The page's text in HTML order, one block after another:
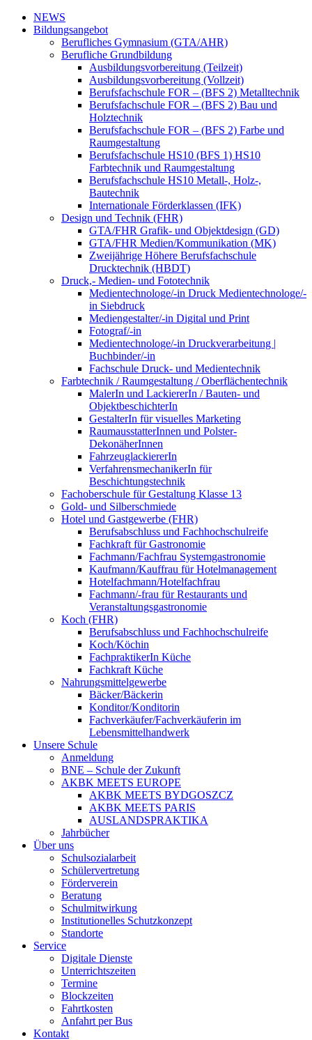
NEWS
Bildungsangebot
Berufliches Gymnasium (GTA/AHR)
Berufliche Grundbildung
Ausbildungsvorbereitung (Teilzeit)
Ausbildungsvorbereitung (Vollzeit)
Berufsfachschule FOR – (BFS 2) Metalltechnik
Berufsfachschule FOR – (BFS 2) Bau und
Holztechnik
Berufsfachschule FOR – (BFS 2) Farbe und
Raumgestaltung
Berufsfachschule HS10 (BFS 1) HS10
Farbtechnik und Raumgestaltung
Berufsfachschule HS10 Metall-, Holz-,
Bautechnik
Internationale Förderklassen (IFK)
Design und Technik (FHR)
GTA/FHR Grafik- und Objektdesign (GD)
GTA/FHR Medien/Kommunikation (MK)
Zweijährige Höhere Berufsfachschule
Drucktechnik (HBDT)
Druck,- Medien- und Fototechnik
Medientechnologe/-in Druck Medientechnologe/-
in Siebdruck
Mediengestalter/-in Digital und Print
Fotograf/-in
Medientechnologe/-in Druckverarbeitung |
Buchbinder/-in
Fachschule Druck- und Medientechnik
Farbtechnik / Raumgestaltung / Oberflächentechnik
MalerIn und LackiererIn / Bauten- und
ObjektbeschichterIn
GestalterIn für visuelles Marketing
RaumausstatterInnen und Polster-
DekonäherInnen
FahrzeuglackiererIn
VerfahrensmechanikerIn für
Beschichtungstechnik
Fachoberschule für Gestaltung Klasse 13
Gold- und Silberschmiede
Hotel und Gastgewerbe (FHR)
Berufsabschluss und Fachhochschulreife
Fachkraft für Gastronomie
Fachmann/Fachfrau Systemgastronomie
Kaufmann/Kauffrau für Hotelmanagement
Hotelfachmann/Hotelfachfrau
Fachmann/-frau für Restaurants und
Veranstaltungsgastronomie
Koch (FHR)
Berufsabschluss und Fachhochschulreife
Koch/Köchin
FachpraktikerIn Küche
Fachkraft Küche
Nahrungsmittelgewerbe
Bäcker/Bäckerin
Konditor/Konditorin
Fachverkäufer/Fachverkäuferin im
Lebensmittelhandwerk
Unsere Schule
Anmeldung
BNE – Schule der Zukunft
AKBK MEETS EUROPE
AKBK MEETS BYDGOSZCZ
AKBK MEETS PARIS
AUSLANDSPRAKTIKA
Jahrbücher
Über uns
Schulsozialarbeit
Schülervertretung
Förderverein
Beratung
Schulmitwirkung
Institutionelles Schutzkonzept
Standorte
Service
Digitale Dienste
Unterrichtszeiten
Termine
Blockzeiten
Fahrtkosten
Anfahrt per Bus
Kontakt